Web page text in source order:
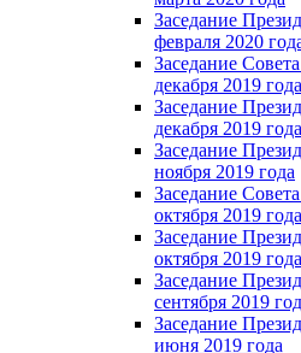
Заседание
февраля 2020
Заседание
декабря 2019 года
Заседание
декабря 2019 года
Заседание
ноября 2019 года
Заседание
октября 2019 года
Заседание
октября 2019 года
Заседание
сентября 2019
Заседание
июня 2019 года